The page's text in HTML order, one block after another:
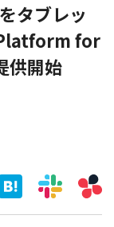
タブレッ
Platform for
供開始